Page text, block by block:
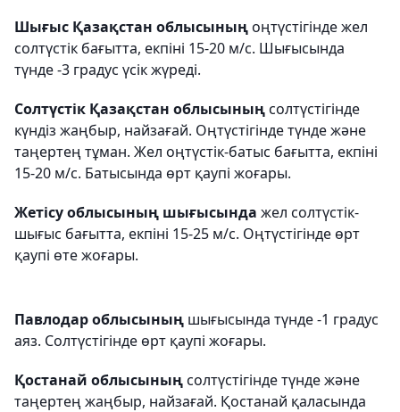
Шығыс Қазақстан облысыныңоңтүстігінде жел
солтүстік бағытта, екпіні 15-20 м/с. Шығысында
түнде -3 градус үсік жүреді.
Солтүстік Қазақстан облысыныңсолтүстігінде
күндіз жаңбыр, найзағай. Оңтүстігінде түнде және
таңертең тұман. Жел оңтүстік-батыс бағытта, екпіні
15-20 м/с. Батысында өрт қаупі жоғары.
Жетісу облысының шығысында жел солтүстік-
шығыс бағытта, екпіні 15-25 м/с. Оңтүстігінде өрт
қаупі өте жоғары.
Павлодар облысының шығысында түнде -1 градус
аяз. Солтүстігінде өрт қаупі жоғары.
Қостанай облысыныңсолтүстігінде түнде және
таңертең жаңбыр, найзағай. Қостанай қаласында